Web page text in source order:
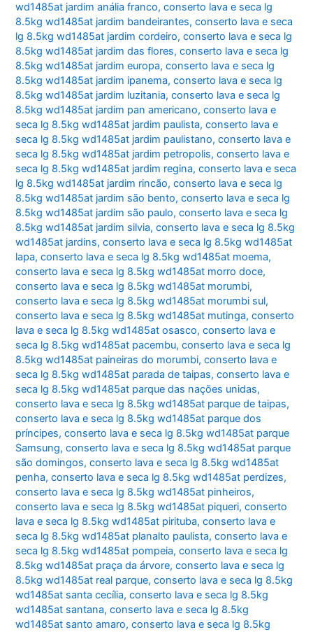
wd1485at jardim anália franco,conserto lava e seca lg
8.5kg wd1485at jardim bandeirantes,conserto lava e seca
lg 8.5kg wd1485at jardim cordeiro,conserto lava e seca lg
8.5kg wd1485at jardim das flores,conserto lava e seca lg
8.5kg wd1485at jardim europa,conserto lava e seca lg
8.5kg wd1485at jardim ipanema,conserto lava e seca lg
8.5kg wd1485at jardim luzitania,conserto lava e seca lg
8.5kg wd1485at jardim pan americano,conserto lava e
seca lg 8.5kg wd1485at jardim paulista,conserto lava e
seca lg 8.5kg wd1485at jardim paulistano,conserto lava e
seca lg 8.5kg wd1485at jardim petropolis,conserto lava e
seca lg 8.5kg wd1485at jardim regina,conserto lava e seca
lg 8.5kg wd1485at jardim rincão,conserto lava e seca lg
8.5kg wd1485at jardim são bento,conserto lava e seca lg
8.5kg wd1485at jardim são paulo,conserto lava e seca lg
8.5kg wd1485at jardim silvia,conserto lava e seca lg 8.5kg
wd1485at jardins,conserto lava e seca lg 8.5kg wd1485at
lapa,conserto lava e seca lg 8.5kg wd1485at moema,
conserto lava e seca lg 8.5kg wd1485at morro doce,
conserto lava e seca lg 8.5kg wd1485at morumbi,
conserto lava e seca lg 8.5kg wd1485at morumbi sul,
conserto lava e seca lg 8.5kg wd1485at mutinga,conserto
lava e seca lg 8.5kg wd1485at osasco,conserto lava e
seca lg 8.5kg wd1485at pacembu,conserto lava e seca lg
8.5kg wd1485at paineiras do morumbi,conserto lava e
seca lg 8.5kg wd1485at parada de taipas,conserto lava e
seca lg 8.5kg wd1485at parque das nações unidas,
conserto lava e seca lg 8.5kg wd1485at parque de taipas,
conserto lava e seca lg 8.5kg wd1485at parque dos
príncipes,conserto lava e seca lg 8.5kg wd1485at parque
Samsung,conserto lava e seca lg 8.5kg wd1485at parque
são domingos,conserto lava e seca lg 8.5kg wd1485at
penha,conserto lava e seca lg 8.5kg wd1485at perdizes,
conserto lava e seca lg 8.5kg wd1485at pinheiros,
conserto lava e seca lg 8.5kg wd1485at piqueri,conserto
lava e seca lg 8.5kg wd1485at pirituba,conserto lava e
seca lg 8.5kg wd1485at planalto paulista,conserto lava e
seca lg 8.5kg wd1485at pompeia,conserto lava e seca lg
8.5kg wd1485at praça da árvore,conserto lava e seca lg
8.5kg wd1485at real parque,conserto lava e seca lg 8.5kg
wd1485at santa cecília,conserto lava e seca lg 8.5kg
wd1485at santana,conserto lava e seca lg 8.5kg
wd1485at santo amaro,conserto lava e seca lg 8.5kg